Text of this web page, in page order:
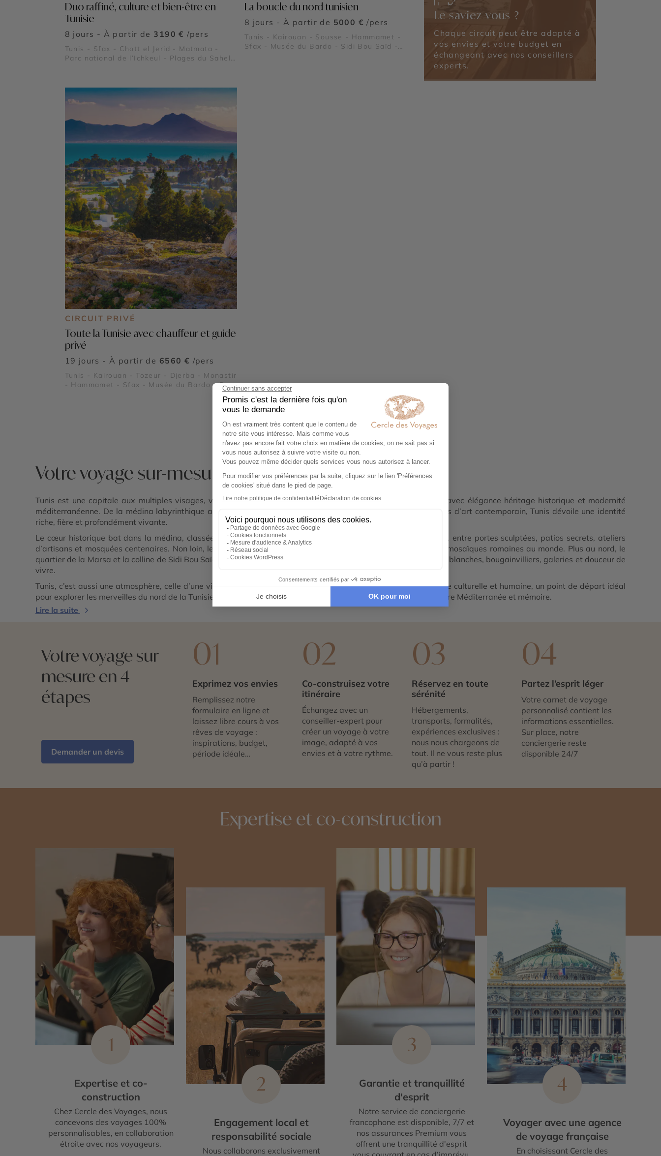
Duo raffiné, culture et bien-être en
Tunisie
8 jours - À partir de 3190 € /pers
Tunis - Sfax - Chott el Jerid - Matmata -
Parc national de l’Ichkeul - Plages du Sahel
La boucle du nord tunisien
8 jours - À partir de 5000 € /pers
Tunis - Kairouan - Sousse - Hammamet -
Sfax - Musée du Bardo - Sidi Bou Saïd -
Le saviez-vous ?
Chaque circuit peut être adapté à
vos envies et votre budget en
échangeant avec nos conseillers
experts.
CIRCUIT PRIVÉ
Toute la Tunisie avec chauffeur et guide
privé
19 jours - À partir de 6560 € /pers
Tunis - Kairouan - Tozeur - Djerba - Monastir
- Hammamet - Sfax - Musée du Bardo - Parc
tunisien - Les îles Kerkennah - Kerkouane -
Voir tous nos voyages Tunisie
Votre voyage sur-mesure en Tunis
Tunis est une capitale aux multiples visages, vibrante et contrastée. À la croisée des civilisations, elle mêle avec élégance héritage historique et modernité
méditerranéenne. De la médina labyrinthique aux avenues haussmanniennes, des souks parfumés aux galeries d’art contemporain, Tunis dévoile une identité
riche, fière et profondément vivante.
Le cœur historique bat dans la médina, classée au patrimoine mondial de l’UNESCO. On s’y perd avec plaisir, entre portes sculptées, patios secrets, ateliers
d’artisans et mosquées centenaires. Non loin, le musée du Bardo conserve l’une des plus belles collections de mosaïques romaines au monde. Plus au nord, le
quartier de la Marsa et la colline de Sidi Bou Saïd offrent un autre rythme : cafés en terrasse face à la mer, villas blanches, bougainvilliers, galeries et douceur de
vivre.
Tunis, c’est aussi une atmosphère, celle d’une ville où passé et présent cohabitent en harmonie. C’est une escale culturelle et humaine, un point de départ idéal
pour explorer les merveilles du nord de la Tunisie ou simplement savourer le plaisir d’une ville en mouvement, entre Méditerranée et mémoire.
Lire la suite
Votre voyage sur
mesure en 4
étapes
Demander un devis
01
Exprimez vos envies
Remplissez notre
formulaire en ligne et
laissez libre cours à vos
rêves de voyage :
inspirations, budget,
période idéale…
02
Co-construisez votre
itinéraire
Échangez avec un
conseiller-expert pour
créer un voyage à votre
image, adapté à vos
envies et à votre rythme.
03
Réservez en toute
sérénité
Hébergements,
transports, formalités,
expériences exclusives :
nous nous chargeons de
tout. Il ne vous reste plus
qu’à partir !
04
Partez l’esprit léger
Votre carnet de voyage
personnalisé contient les
informations essentielles.
Sur place, notre
conciergerie reste
disponible 24/7
Expertise et co-construction
1
Expertise et co-
construction
Chez Cercle des Voyages, nous
concevons des voyages 100%
personnalisables, en collaboration
étroite avec nos voyageurs.
2
Engagement local et
responsabilité sociale
Nous collaborons exclusivement
3
Garantie et tranquillité
d'esprit
Notre service de conciergerie
francophone est disponible, 7/7 et
nos assurances Premium vous
offrent une tranquillité d'esprit
4
Voyager avec une agence
de voyage française
En choisissant Cercle des